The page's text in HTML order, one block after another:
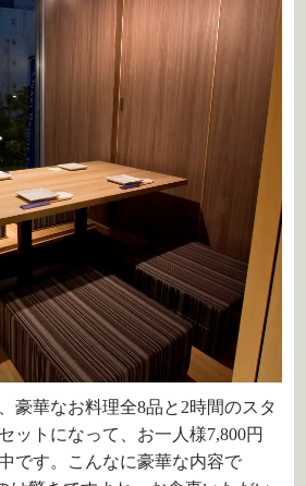
豪華なお料理全8品と2時間のスタ
ットになって、お一人様7,800円
です。こんなに豪華な内容で